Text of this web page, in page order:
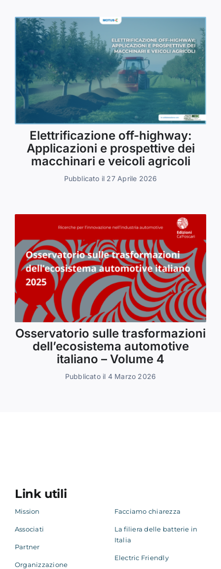
Elettrificazione off-highway:
Applicazioni e prospettive dei
macchinari e veicoli agricoli
Pubblicato il 27 Aprile 2026
Osservatorio sulle trasformazioni
dell’ecosistema automotive
italiano – Volume 4
Pubblicato il 4 Marzo 2026
Link utili
Mission
Associati
Partner
Organizzazione
Facciamo chiarezza
La filiera delle batterie in
Italia
Electric Friendly